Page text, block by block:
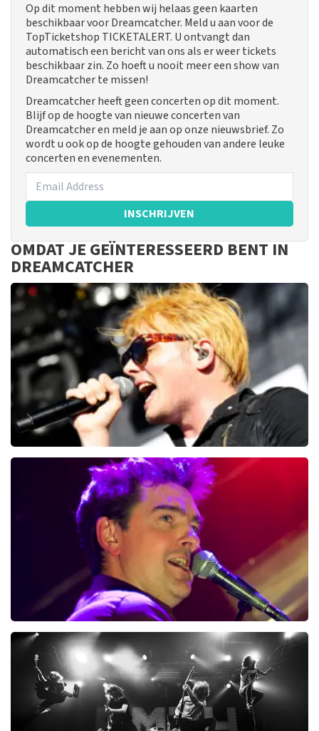
Op dit moment hebben wij helaas geen kaarten
beschikbaar voor Dreamcatcher. Meld u aan voor de
TopTicketshop TICKETALERT. U ontvangt dan
automatisch een bericht van ons als er weer tickets
beschikbaar zin. Zo hoeft u nooit meer een show van
Dreamcatcher te missen!
Dreamcatcher heeft geen concerten op dit moment.
Blijf op de hoogte van nieuwe concerten van
Dreamcatcher en meld je aan op onze nieuwsbrief. Zo
wordt u ook op de hoogte gehouden van andere leuke
concerten en evenementen.
INSCHRIJVEN
OMDAT JE GEÏNTERESSEERD BENT IN
DREAMCATCHER
My Chemical Romance
15reviews
BEKIJKEN
Musketiers
23reviews
BEKIJKEN